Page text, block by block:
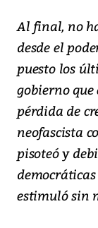
Al final, no
desde el
puesto los
gobierno
pérdida de
neofascista
pisoteó y
estimuló sin